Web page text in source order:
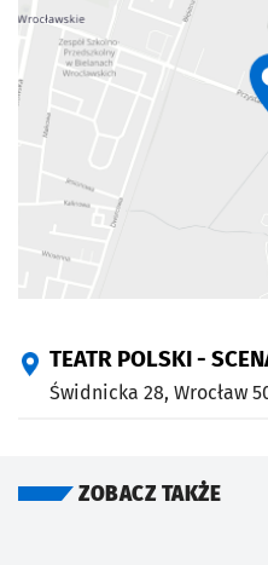
TEATR POLSKI -
Świdnicka 28, Wrocław
ZOBACZ TAKŻE